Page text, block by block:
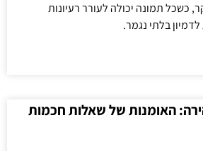
תמונה יכולה לעורר רעיונות
בלתי נגמר.
האומנות של שאלות חכמות